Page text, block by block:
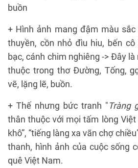
buồn
+ Hình ảnh mang đậm màu
thuyền, cồn nhỏ đìu hiu, bến
bạc, cánh chim nghiêng -> Đây
thuộc trong thơ Đường, Tống,
vẽ, lặng lẽ, buồn.
+ Thế nhưng bức tranh "Tràng
thân thuộc với mọi tấm lòng Việt
khô”, “tiếng làng xa vãn chợ
thanh, hình ảnh của cuộc sống
quê Việt Nam.